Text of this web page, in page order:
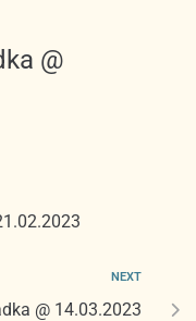
@
NEXT
@ 14.03.2023